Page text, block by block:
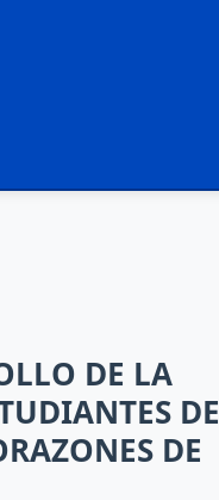
DE LA
DE
DE